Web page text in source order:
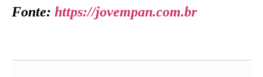
Fonte: https://jovempan.com.br